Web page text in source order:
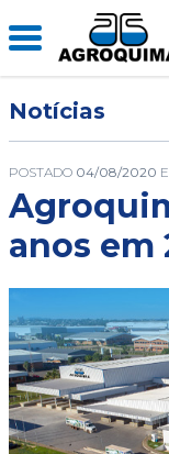
Notícias
POSTADO 04/08/2020
anos em